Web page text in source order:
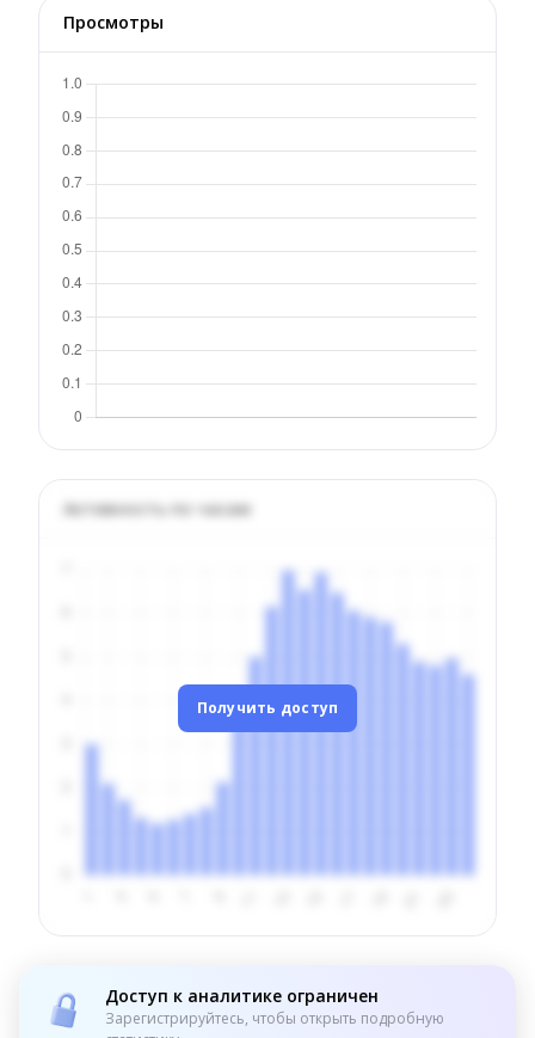
Просмотры
Активность по часам
Получить доступ
Доступ к аналитике ограничен
Зарегистрируйтесь, чтобы открыть подробную